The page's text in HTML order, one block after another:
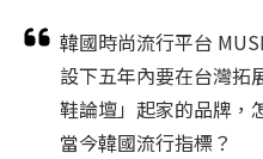
韓國時尚流行平台
設下五年內要在台灣拓
鞋論壇」起家的品牌，
當今韓國流行指標？